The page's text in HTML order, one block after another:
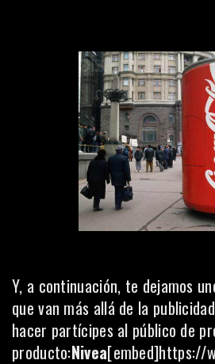
Y, a continuación, te dejamos
que van más allá de la
hacer partícipes al público de
producto:Nivea[embed]https://